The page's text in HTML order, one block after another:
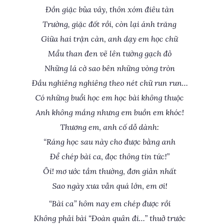
Đồn giặc bủa vây, thôn xóm điêu tàn
Trường, giặc đốt rồi, còn lại ánh trăng
Giữa hai trận càn, anh dạy em học chữ
Mẩu than đen vẽ lên tường gạch đỏ
Những lá cờ sao bên những vòng tròn
Đầu nghiêng nghiêng theo nét chữ run run…
Có những buổi học em học bài không thuộc
Anh không mắng nhưng em buồn em khóc!
Thương em, anh cố dỗ dành:
“Ráng học sau này cho được bằng anh
Để chép bài ca, đọc thông tin tức!”
Ôi! mơ ước tầm thường, đơn giản nhất
Sao ngày xưa vẫn quá lớn, em ơi!
“Bài ca” hôm nay em chép được rồi
Không phải bài “Đoàn quân đi…” thuở trước